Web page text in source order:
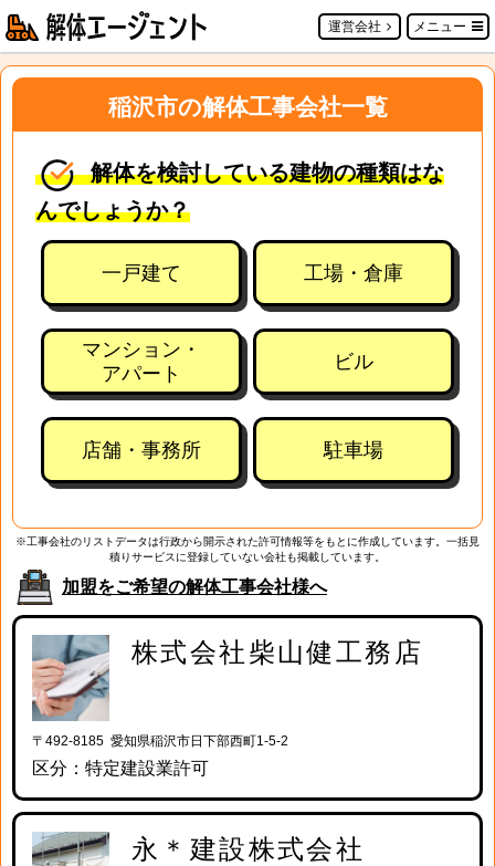
運営会社 メニュー
稲沢市の解体工事会社一覧
解体を検討している建物の種類はな
んでしょうか？
一戸建て 工場・倉庫
マンション・
アパート
ビル
店舗・事務所 駐車場
※工事会社のリストデータは行政から開示された許可情報等をもとに作成しています。一括見
積りサービスに登録していない会社も掲載しています。
加盟をご希望の解体工事会社様へ
株式会社柴山健工務店
〒492-8185 愛知県稲沢市日下部西町1-5-2
区分：特定建設業許可
永＊建設株式会社